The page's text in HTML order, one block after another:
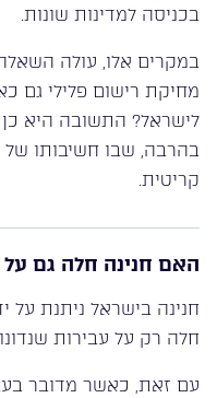
בכניסה למדינות שונות.
במקרים אלו, עולה
מחיקת רישום פלילי גם
לישראל? התשובה היא
בהרבה, שבו חשיבותו של
קריטית.
האם חנינה חלה גם על
חנינה בישראל ניתנת על
חלה רק על עבירות
עם זאת, כאשר מדובר